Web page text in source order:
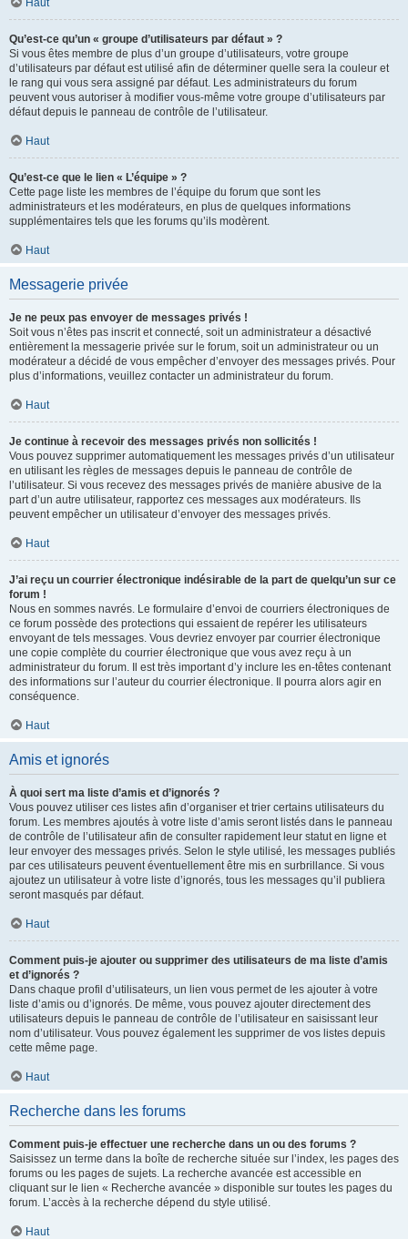
Haut
Qu’est-ce qu’un « groupe d’utilisateurs par défaut » ?
Si vous êtes membre de plus d’un groupe d’utilisateurs, votre groupe
d’utilisateurs par défaut est utilisé afin de déterminer quelle sera la couleur et
le rang qui vous sera assigné par défaut. Les administrateurs du forum
peuvent vous autoriser à modifier vous-même votre groupe d’utilisateurs par
défaut depuis le panneau de contrôle de l’utilisateur.
Haut
Qu’est-ce que le lien « L’équipe » ?
Cette page liste les membres de l’équipe du forum que sont les
administrateurs et les modérateurs, en plus de quelques informations
supplémentaires tels que les forums qu’ils modèrent.
Haut
Messagerie privée
Je ne peux pas envoyer de messages privés !
Soit vous n’êtes pas inscrit et connecté, soit un administrateur a désactivé
entièrement la messagerie privée sur le forum, soit un administrateur ou un
modérateur a décidé de vous empêcher d’envoyer des messages privés. Pour
plus d’informations, veuillez contacter un administrateur du forum.
Haut
Je continue à recevoir des messages privés non sollicités !
Vous pouvez supprimer automatiquement les messages privés d’un utilisateur
en utilisant les règles de messages depuis le panneau de contrôle de
l’utilisateur. Si vous recevez des messages privés de manière abusive de la
part d’un autre utilisateur, rapportez ces messages aux modérateurs. Ils
peuvent empêcher un utilisateur d’envoyer des messages privés.
Haut
J’ai reçu un courrier électronique indésirable de la part de quelqu’un sur ce
forum !
Nous en sommes navrés. Le formulaire d’envoi de courriers électroniques de
ce forum possède des protections qui essaient de repérer les utilisateurs
envoyant de tels messages. Vous devriez envoyer par courrier électronique
une copie complète du courrier électronique que vous avez reçu à un
administrateur du forum. Il est très important d’y inclure les en-têtes contenant
des informations sur l’auteur du courrier électronique. Il pourra alors agir en
conséquence.
Haut
Amis et ignorés
À quoi sert ma liste d’amis et d’ignorés ?
Vous pouvez utiliser ces listes afin d’organiser et trier certains utilisateurs du
forum. Les membres ajoutés à votre liste d’amis seront listés dans le panneau
de contrôle de l’utilisateur afin de consulter rapidement leur statut en ligne et
leur envoyer des messages privés. Selon le style utilisé, les messages publiés
par ces utilisateurs peuvent éventuellement être mis en surbrillance. Si vous
ajoutez un utilisateur à votre liste d’ignorés, tous les messages qu’il publiera
seront masqués par défaut.
Haut
Comment puis-je ajouter ou supprimer des utilisateurs de ma liste d’amis
et d’ignorés ?
Dans chaque profil d’utilisateurs, un lien vous permet de les ajouter à votre
liste d’amis ou d’ignorés. De même, vous pouvez ajouter directement des
utilisateurs depuis le panneau de contrôle de l’utilisateur en saisissant leur
nom d’utilisateur. Vous pouvez également les supprimer de vos listes depuis
cette même page.
Haut
Recherche dans les forums
Comment puis-je effectuer une recherche dans un ou des forums ?
Saisissez un terme dans la boîte de recherche située sur l’index, les pages des
forums ou les pages de sujets. La recherche avancée est accessible en
cliquant sur le lien « Recherche avancée » disponible sur toutes les pages du
forum. L’accès à la recherche dépend du style utilisé.
Haut